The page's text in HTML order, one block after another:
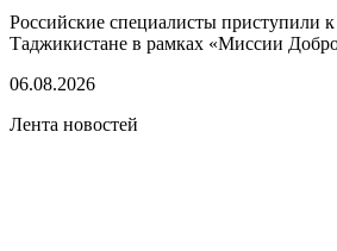
Российские специалисты приступили к
Таджикистане в рамках «Миссии
06.08.2026
Лента новостей